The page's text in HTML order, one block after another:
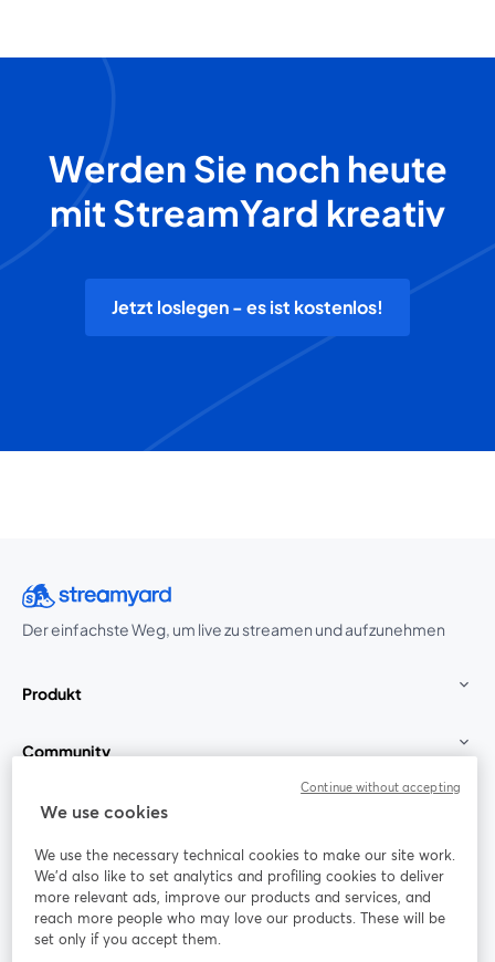
Werden Sie noch heute
mit StreamYard kreativ
Jetzt loslegen - es ist kostenlos!
Der einfachste Weg, um live zu streamen und aufzunehmen
Produkt
Community
StreamYard für
Mitmachen
Webinar Facebook
wird in einem neuen Tab geöffnet
X (Twitter)
We use cookies
We use the necessary technical cookies to make our site work.
We'd also like to set analytics and profiling cookies to deliver
more relevant ads, improve our products and services, and
reach more people who may love our products. These will be
set only if you accept them.
Continue without accepting